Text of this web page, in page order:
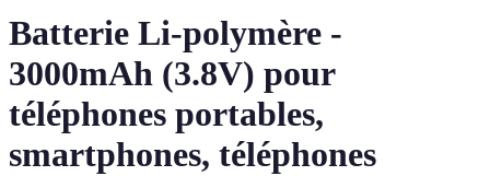
Batterie Li-polymère -
3000mAh (3.8V) pour
téléphones portables,
smartphones, téléphones